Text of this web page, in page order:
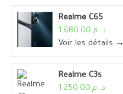
Realme C65
د. م.1,680.00
Voir les détails →
Realme C3s
د. م.1,250.00